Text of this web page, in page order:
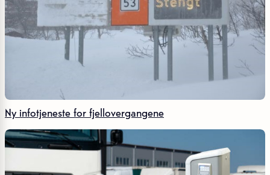
Ny infotjeneste for fjellovergangene